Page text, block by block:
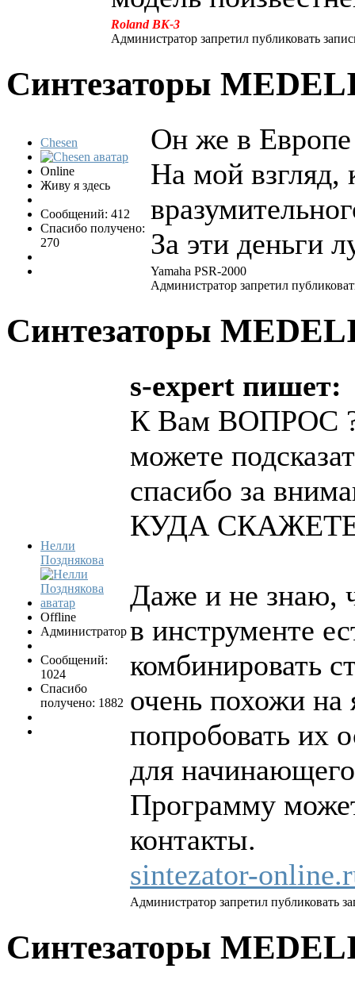
Roland BK-3
Администратор запретил публиковать
Синтезаторы
Chesen
Online
Живу я здесь
Сообщений: 412
Спасибо получено:
270
Он же в Европе
На мой взгляд,
За эти деньги
Yamaha PSR-2000
Администратор запретил
Синтезаторы
Нелли
Позднякова
Offline
Администратор
Сообщений:
1024
Спасибо
получено: 1882
s-expert пишет:
К Вам ВОПРОС
можете
спасибо за
КУДА
Даже и не знаю,
в инструменте
комбинировать
очень похожи на
попробовать их
для
Программу
контакты.
sintezator-
Администратор запретил публиковать
Синтезаторы